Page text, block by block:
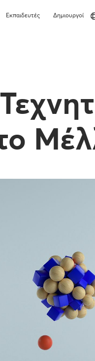
Εκπαιδευτές Δημιουργοί
το